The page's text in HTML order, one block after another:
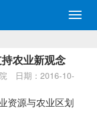
切
换
农业新观念
日期：2016-10-
源与农业区划